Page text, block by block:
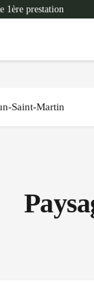
1ère prestation
Saint-Martin